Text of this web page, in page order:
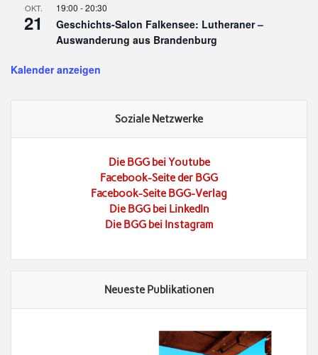
OKT.
21
19:00 -20:30
Geschichts-Salon Falkensee: Lutheraner –
Auswanderung aus Brandenburg
Kalender anzeigen
Soziale Netzwerke
Die BGG bei Youtube
Facebook-Seite der BGG
Facebook-Seite BGG-Verlag
Die BGG bei LinkedIn
Die BGG bei Instagram
Neueste Publikationen